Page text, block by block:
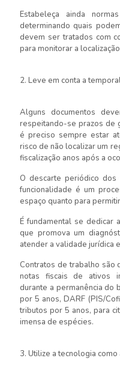
Estabeleça ainda
determinando quais
devem ser tratados com
para monitorar a
2. Leve em conta a
Alguns documentos
respeitando-se prazos de
é preciso sempre estar
risco de não localizar um
fiscalização anos após a
O descarte periódico dos
funcionalidade é um
espaço quanto para
É fundamental se dedicar
que promova um
atender a validade jurídica
Contratos de trabalho são
notas fiscais de ativos
durante a permanência do
por 5 anos, DARF (PIS/
tributos por 5 anos, para
imensa de espécies.
3. Utilize a tecnologia